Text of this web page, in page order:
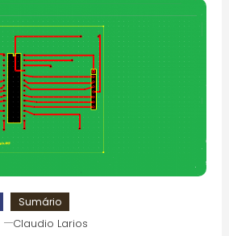
Sumário
Claudio Larios